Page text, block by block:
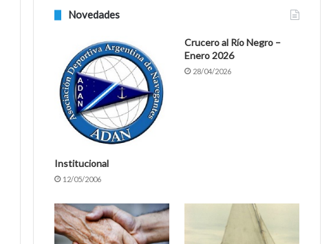
Novedades
Institucional
12/05/2006
Crucero al Río Negro –
Enero 2026
28/04/2026